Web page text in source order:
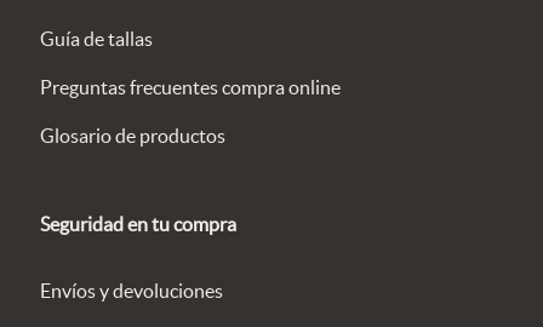
Guía de tallas
Preguntas frecuentes compra online
Glosario de productos
Seguridad en tu compra
Envíos y devoluciones